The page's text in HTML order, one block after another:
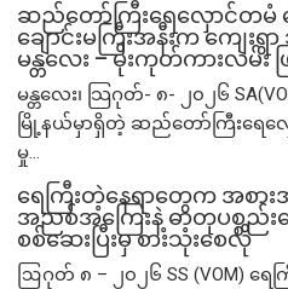
ဆည်တော်ကြီးရေလှောင်တမံ ရ
ချောင်းမကြီးအနီးက ကျေးရွ
မန္တလေး – မိုးကုတ်ကားလမ်း
မန္တလေး၊ သြဂုတ်- ၈- ၂၀၂၆
မြို့နယ်မှာရှိတဲ့ ဆည်တော်ကြီးရေလှ
မှု...
ရေကြီးတဲ့​နေရာ​တွေက အစာ
အညစ်အကြေးနဲ့ ဓာတုပစ္စည်း
စစ်ဆေးပြီးမှ စားသုံးစေလို
ဩဂုတ် ၈ – ၂၀၂၆ SS (VOM) ရေက